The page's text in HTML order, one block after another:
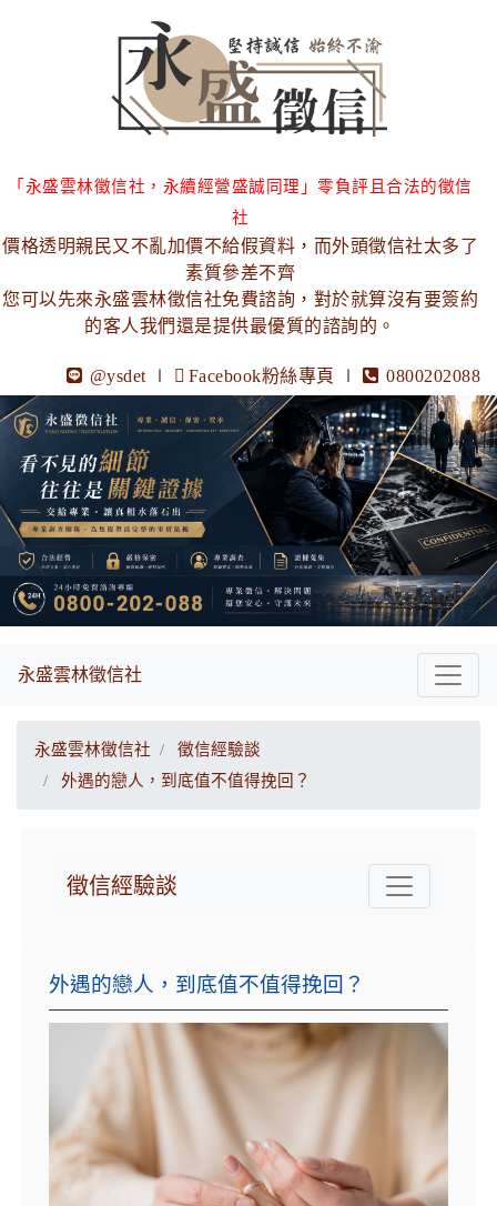
「永盛雲林徵信社，永續經營盛誠同理」零負評且合法的徵信
社
價格透明親民又不亂加價不給假資料，而外頭徵信社太多了
素質參差不齊
您可以先來永盛雲林徵信社免費諮詢，對於就算沒有要簽約
的客人我們還是提供最優質的諮詢的。
@ysdet ∣ Facebook粉絲專頁 ∣ 0800202088
永盛雲林徵信社
永盛雲林徵信社
徵信經驗談
外遇的戀人，到底值不值得挽回？
徵信經驗談
外遇的戀人，到底值不值得挽回？